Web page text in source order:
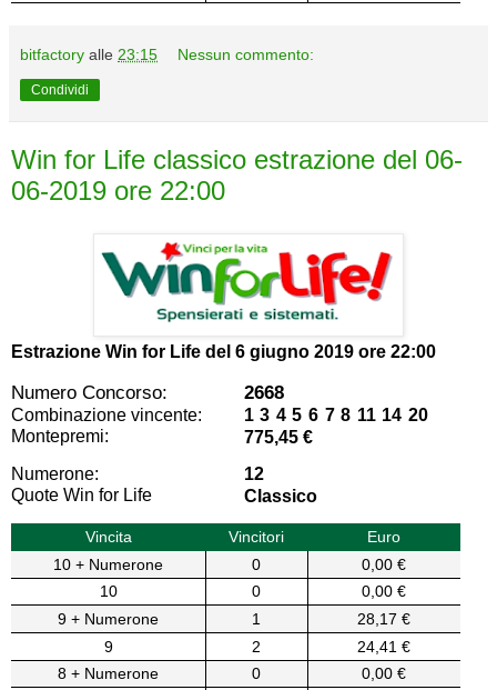
bitfactory alle 23:15 Nessun commento:
Condividi
Win for Life classico estrazione del 06-
06-2019 ore 22:00
Estrazione Win for Life del 6 giugno 2019 ore 22:00
Numero Concorso: 2668
Combinazione vincente:
1 3 4 5 6 7 8 11 14 20
Montepremi:
775,45 €
Numerone:
12
Quote Win for Life
Classico
Vincita Vincitori
Euro
10 + Numerone
0
0,00 €
10
0
0,00 €
9 + Numerone
1
28,17 €
9
2
24,41 €
8 + Numerone
0
0,00 €